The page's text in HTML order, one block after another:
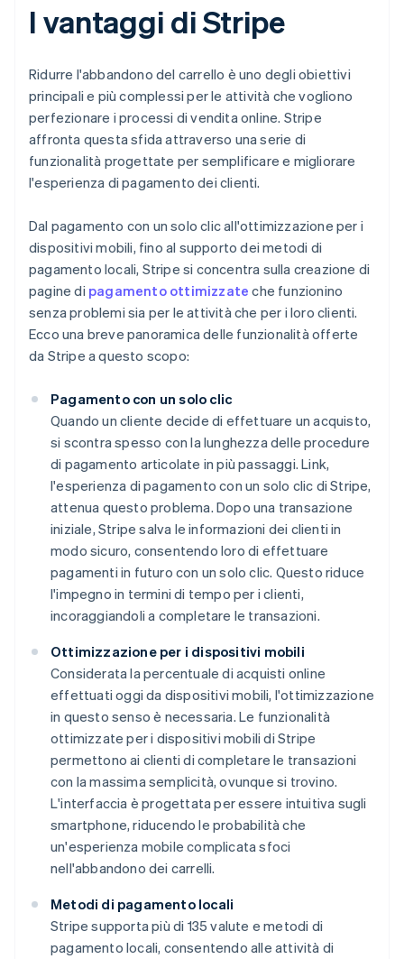
I vantaggi di Stripe
Ridurre l'abbandono del carrello è uno degli obiettivi
principali e più complessi per le attività che vogliono
perfezionare i processi di vendita online. Stripe
affronta questa sfida attraverso una serie di
funzionalità progettate per semplificare e migliorare
l'esperienza di pagamento dei clienti.
Dal pagamento con un solo clic all'ottimizzazione per i
dispositivi mobili, fino al supporto dei metodi di
pagamento locali, Stripe si concentra sulla creazione di
pagine di pagamento ottimizzate che funzionino
senza problemi sia per le attività che per i loro clienti.
Ecco una breve panoramica delle funzionalità offerte
da Stripe a questo scopo:
Pagamento con un solo clic
Quando un cliente decide di effettuare un acquisto,
si scontra spesso con la lunghezza delle procedure
di pagamento articolate in più passaggi. Link,
l'esperienza di pagamento con un solo clic di Stripe,
attenua questo problema. Dopo una transazione
iniziale, Stripe salva le informazioni dei clienti in
modo sicuro, consentendo loro di effettuare
pagamenti in futuro con un solo clic. Questo riduce
l'impegno in termini di tempo per i clienti,
incoraggiandoli a completare le transazioni.
Ottimizzazione per i dispositivi mobili
Considerata la percentuale di acquisti online
effettuati oggi da dispositivi mobili, l'ottimizzazione
in questo senso è necessaria. Le funzionalità
ottimizzate per i dispositivi mobili di Stripe
permettono ai clienti di completare le transazioni
con la massima semplicità, ovunque si trovino.
L'interfaccia è progettata per essere intuitiva sugli
smartphone, riducendo le probabilità che
un'esperienza mobile complicata sfoci
nell'abbandono dei carrelli.
Metodi di pagamento locali
Stripe supporta più di 135 valute e metodi di
pagamento locali, consentendo alle attività di